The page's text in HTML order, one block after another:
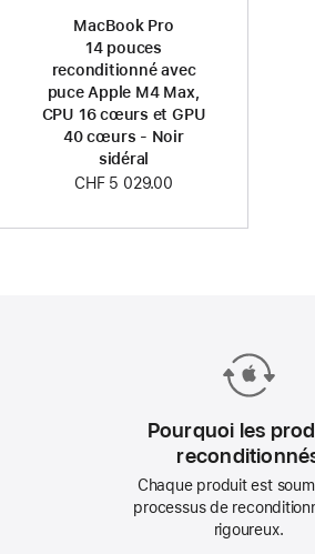
MacBook Pro
14 pouces
reconditionné avec
puce Apple M4 Max,
CPU 16 cœurs et GPU
40 cœurs - Noir
sidéral
CHF 5 029.00
Pourquoi les
Chaque produit est
processus de
rigoureux.